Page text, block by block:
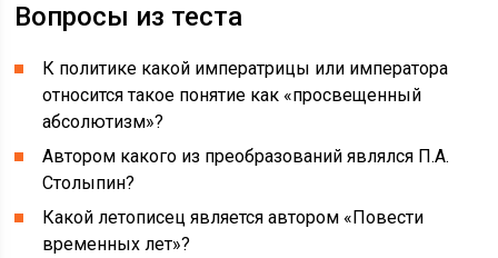
Вопросы из теста
К политике какой императрицы или императора
относится такое понятие как «просвещенный
абсолютизм»?
Автором какого из преобразований являлся П.А.
Столыпин?
Какой летописец является автором «Повести
временных лет»?